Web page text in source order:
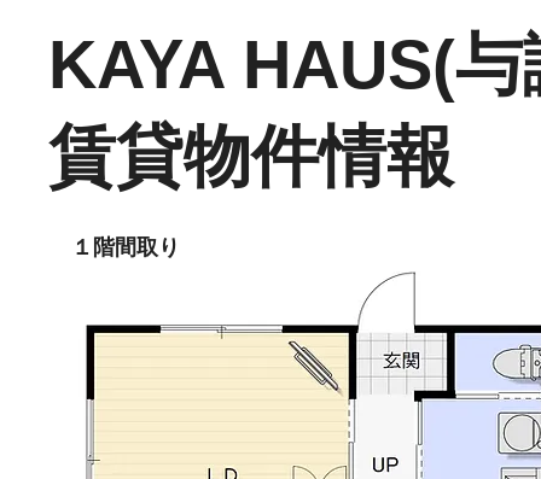
KAYA HAUS(
賃貸物件情報
１階間取り